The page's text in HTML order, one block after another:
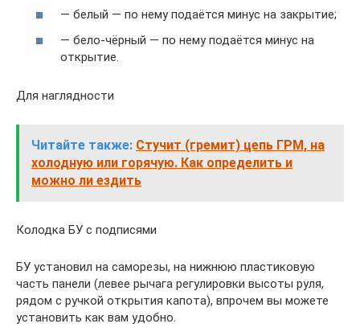
— белый — по нему подаётся минус на закрытие;
— бело-чёрный — по нему подаётся минус на
открытие.
Для наглядности
Читайте также: Стучит (гремит) цепь ГРМ, на
холодную или горячую. Как определить и
можно ли ездить
Колодка БУ с подписями
БУ установил на саморезы, на нижнюю пластиковую
часть панели (левее рычага регулировки высоты руля,
рядом с ручкой открытия капота), впрочем вы можете
установить как вам удобно.